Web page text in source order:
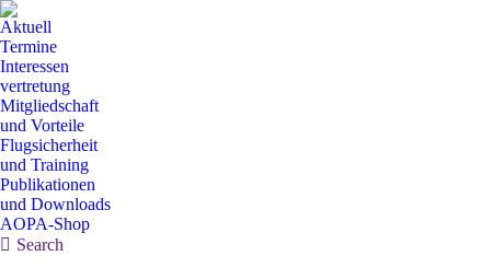
Aktuell
Termine
Interessen
vertretung
Mitgliedschaft
und Vorteile
Flugsicherheit
und Training
Publikationen
und Downloads
AOPA-Shop
Search:
Search